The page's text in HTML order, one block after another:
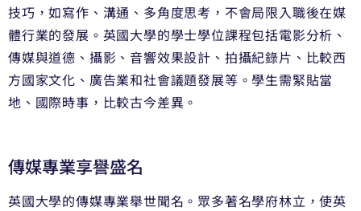
技巧，如寫作、溝通、多角度思考，不會局限入職後在媒
體行業的發展。英國大學的學士學位課程包括電影分析、
傳媒與道德、攝影、音響效果設計、拍攝紀錄片、比較西
方國家文化、廣告業和社會議題發展等。學生需緊貼當
地、國際時事，比較古今差異。
傳媒專業享譽盛名
英國大學的傳媒專業舉世聞名。眾多著名學府林立，使英